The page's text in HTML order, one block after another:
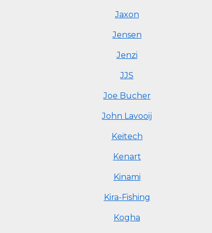
Jaxon
Jensen
Jenzi
JJS
Joe Bucher
John Lavooij
Keitech
Kenart
Kinami
Kira-Fishing
Kogha